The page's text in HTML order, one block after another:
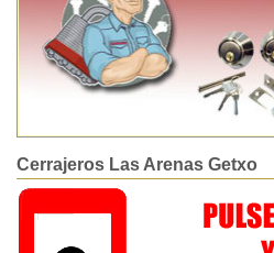
Cerrajeros Las Arenas Getxo